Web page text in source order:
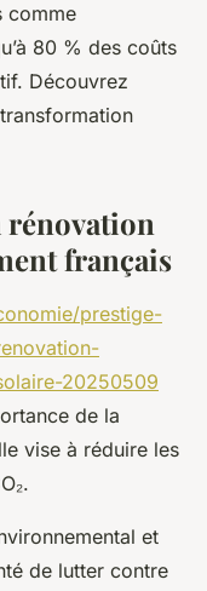
comme
80 % des coûts
Découvrez
rénovation
français
prestige-
20250509
de la
vise à réduire les
et
de lutter contre